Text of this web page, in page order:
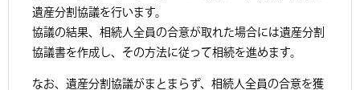
遺産分割協議を行います。
協議の結果、相続人全員の合意が取れた場合には遺産分割
協議書を作成し、その方法に従って相続を進めます。
なお、遺産分割協議がまとまらず、相続人全員の合意を獲